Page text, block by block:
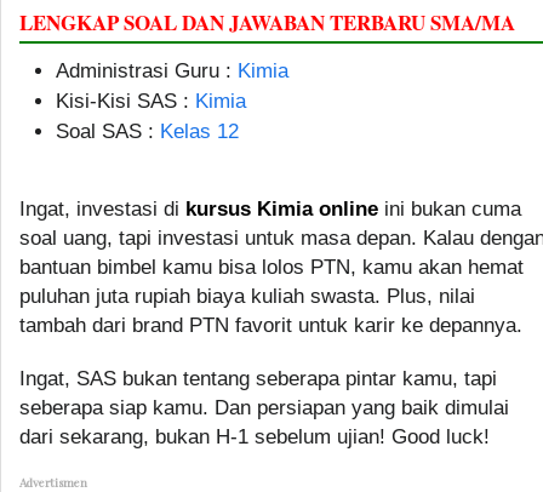
LENGKAP SOAL DAN JAWABAN TERBARU SMA/MA
Administrasi Guru : Kimia
Kisi-Kisi SAS : Kimia
Soal SAS : Kelas 12
Ingat, investasi di kursus Kimia online ini bukan cuma
soal uang, tapi investasi untuk masa depan. Kalau
bantuan bimbel kamu bisa lolos PTN, kamu akan hemat
puluhan juta rupiah biaya kuliah swasta. Plus, nilai
tambah dari brand PTN favorit untuk karir ke depannya.
Ingat, SAS bukan tentang seberapa pintar kamu, tapi
seberapa siap kamu. Dan persiapan yang baik dimulai
dari sekarang, bukan H-1 sebelum ujian! Good luck!
Advertismen